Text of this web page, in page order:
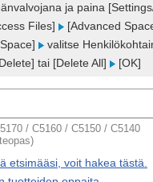
ja paina
Files]
[Advanced
valitse
tai [Delete All]
[OK]
/ C5160 / C5150 / C5140
etsimääsi, voit hakea tästä.